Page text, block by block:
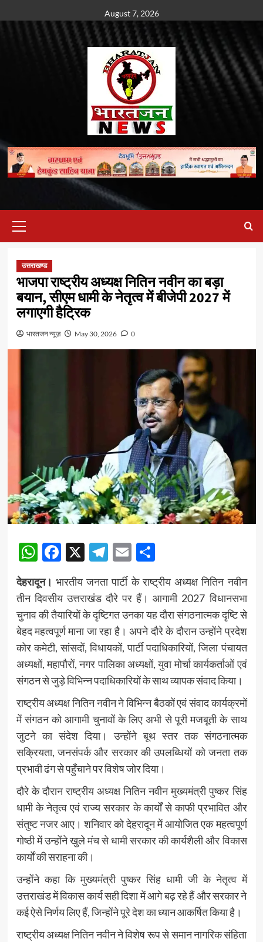
to
August 7, 2026
Menu
उत्तराखण्ड
भाजपा राष्ट्रीय अध्यक्ष नितिन नवीन का बड़ा
बयान, सीएम धामी के नेतृत्व में बीजेपी 2027 में
लगाएगी हैट्रिक
भारतजन न्यूज़ May 30, 2026 0
WhatsApp
Facebook
X Telegram
EmailShare
देहरादून। भारतीय जनता पार्टी के राष्ट्रीय अध्यक्ष नितिन नवीन
तीन दिवसीय उत्तराखंड दौरे पर हैं। आगामी 2027 विधानसभा
चुनाव की तैयारियों के दृष्टिगत उनका यह दौरा संगठनात्मक दृष्टि से
बेहद महत्वपूर्ण माना जा रहा है। अपने दौरे के दौरान उन्होंने प्रदेश
कोर कमेटी, सांसदों, विधायकों, पार्टी पदाधिकारियों, जिला पंचायत
अध्यक्षों, महापौरों, नगर पालिका अध्यक्षों, युवा मोर्चा कार्यकर्ताओं एवं
संगठन से जुड़े विभिन्न पदाधिकारियों के साथ व्यापक संवाद किया।
राष्ट्रीय अध्यक्ष नितिन नवीन ने विभिन्न बैठकों एवं संवाद कार्यक्रमों
में संगठन को आगामी चुनावों के लिए अभी से पूरी मजबूती के साथ
जुटने का संदेश दिया। उन्होंने बूथ स्तर तक संगठनात्मक
सक्रियता, जनसंपर्क और सरकार की उपलब्धियों को जनता तक
प्रभावी ढंग से पहुँचाने पर विशेष जोर दिया।
दौरे के दौरान राष्ट्रीय अध्यक्ष नितिन नवीन मुख्यमंत्री पुष्कर सिंह
धामी के नेतृत्व एवं राज्य सरकार के कार्यों से काफी प्रभावित और
संतुष्ट नजर आए। शनिवार को देहरादून में आयोजित एक महत्वपूर्ण
गोष्ठी में उन्होंने खुले मंच से धामी सरकार की कार्यशैली और विकास
कार्यों की सराहना की।
उन्होंने कहा कि मुख्यमंत्री पुष्कर सिंह धामी जी के नेतृत्व में
उत्तराखंड में विकास कार्य सही दिशा में आगे बढ़ रहे हैं और सरकार ने
कई ऐसे निर्णय लिए हैं, जिन्होंने पूरे देश का ध्यान आकर्षित किया है।
राष्ट्रीय अध्यक्ष नितिन नवीन ने विशेष रूप से समान नागरिक संहिता